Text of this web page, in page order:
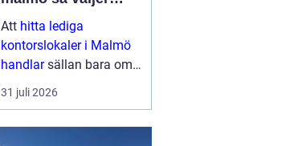
företag rätt läge och
lokal
Att hitta lediga
kontorslokaler i Malmö
handlarsällan bara om
kvadratmeter och hyra.
För många företag är
31 juli 2026